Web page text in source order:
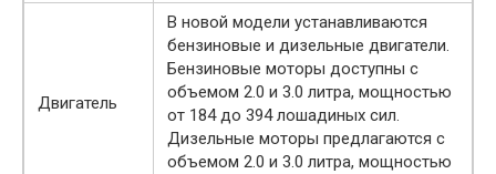
Двигатель
В новой модели устанавливаются
бензиновые и дизельные двигатели.
Бензиновые моторы доступны с
объемом 2.0 и 3.0 литра, мощностью
от 184 до 394 лошадиных сил.
Дизельные моторы предлагаются с
объемом 2.0 и 3.0 литра, мощностью